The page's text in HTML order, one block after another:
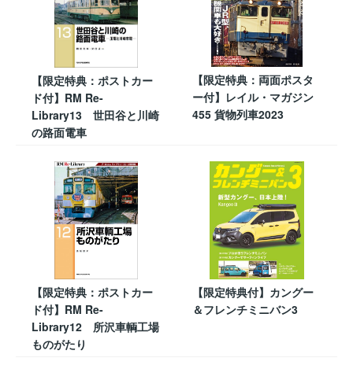
【限定特典：ポストカー
ド付】RM Re-
Library13 世田谷と川崎
の路面電車
【限定特典：両面ポスタ
ー付】レイル・マガジン
455 貨物列車2023
【限定特典：ポストカー
ド付】RM Re-
Library12 所沢車輌工場
ものがたり
【限定特典付】カングー
＆フレンチミニバン3